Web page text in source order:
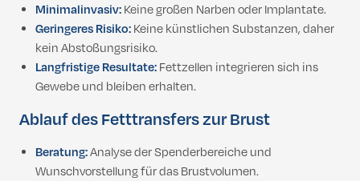
Minimalinvasiv:Keine großen Narben oder Implantate.
Geringeres Risiko:Keine künstlichen Substanzen, daher
kein Abstoßungsrisiko.
Langfristige Resultate:Fettzellen integrieren sich ins
Gewebe und bleiben erhalten.
Ablauf des Fetttransfers zur Brust
Beratung:Analyse der Spenderbereiche und
Wunschvorstellung für das Brustvolumen.